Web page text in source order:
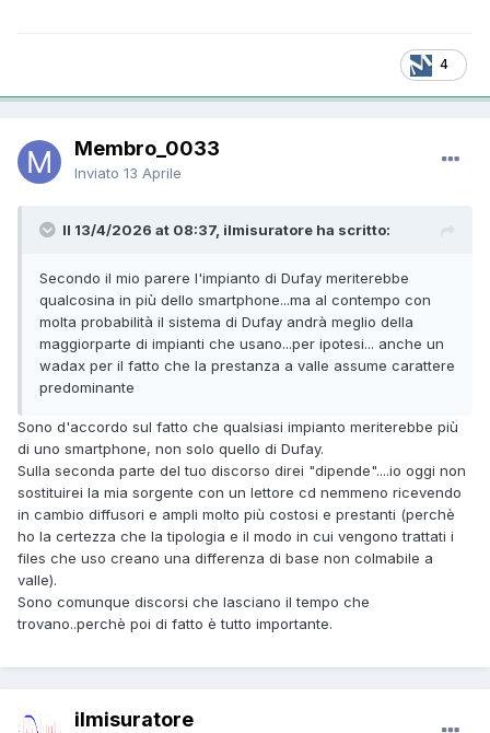
4
Membro_0033
Inviato 13 Aprile
Il 13/4/2026 at 08:37, ilmisuratore ha scritto:
Secondo il mio parere l'impianto di Dufay meriterebbe
qualcosina in più dello smartphone...ma al contempo con
molta probabilità il sistema di Dufay andrà meglio della
maggiorparte di impianti che usano...per ipotesi... anche un
wadax per il fatto che la prestanza a valle assume carattere
predominante
Sono d'accordo sul fatto che qualsiasi impianto meriterebbe più
di uno smartphone, non solo quello di Dufay.
Sulla seconda parte del tuo discorso direi "dipende"....io oggi non
sostituirei la mia sorgente con un lettore cd nemmeno ricevendo
in cambio diffusori e ampli molto più costosi e prestanti (perchè
ho la certezza che la tipologia e il modo in cui vengono trattati i
files che uso creano una differenza di base non colmabile a
valle).
Sono comunque discorsi che lasciano il tempo che
trovano..perchè poi di fatto è tutto importante.
ilmisuratore